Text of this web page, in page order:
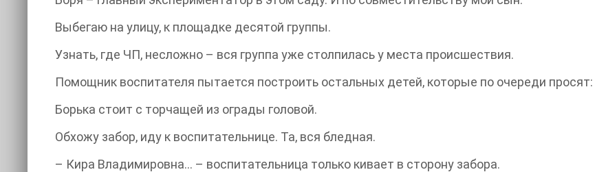
Выбегаю на улицу, к площадке десятой группы.
Узнать, где ЧП, несложно – вся группа уже столпилась у места происшествия.
Помощник воспитателя пытается построить остальных детей, которые по очереди
Борька стоит с торчащей из ограды головой.
Обхожу забор, иду к воспитательнице. Та, вся бледная.
– Кира Владимировна… – воспитательница только кивает в сторону забора.